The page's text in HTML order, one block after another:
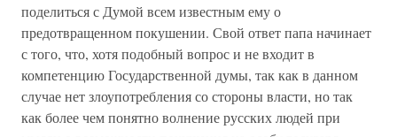
поделиться с Думой всем известным ему о
предотвращенном покушении. Свой ответ папа начинает
с того, что, хотя подобный вопрос и не входит в
компетенцию Государственной думы, так как в данном
случае нет злоупотребления со стороны власти, но так
как более чем понятно волнение русских людей при